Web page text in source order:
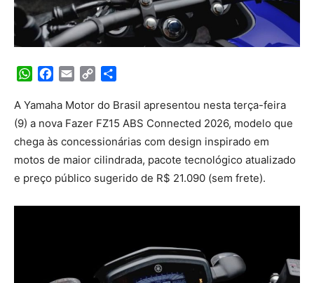
WhatsApp
Facebook
Email Copy
A Yamaha Motor do Brasil apresentou nesta terça-feira
(9) a nova Fazer FZ15 ABS Connected 2026, modelo que
chega às concessionárias com design inspirado em
motos de maior cilindrada, pacote tecnológico atualizado
e preço público sugerido de R$ 21.090 (sem frete).